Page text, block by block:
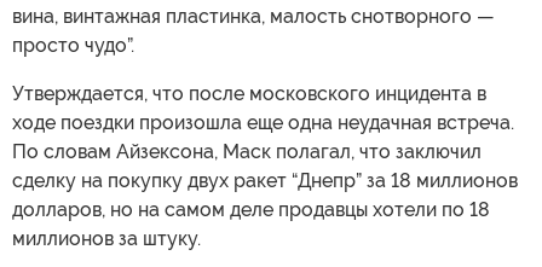
вина, винтажная пластинка, малость снотворного —
просто чудо”.
Утверждается, что после московского инцидента в
ходе поездки произошла еще одна неудачная встреча.
По словам Айзексона, Маск полагал, что заключил
сделку на покупку двух ракет “Днепр” за 18 миллионов
долларов, но на самом деле продавцы хотели по 18
миллионов за штуку.